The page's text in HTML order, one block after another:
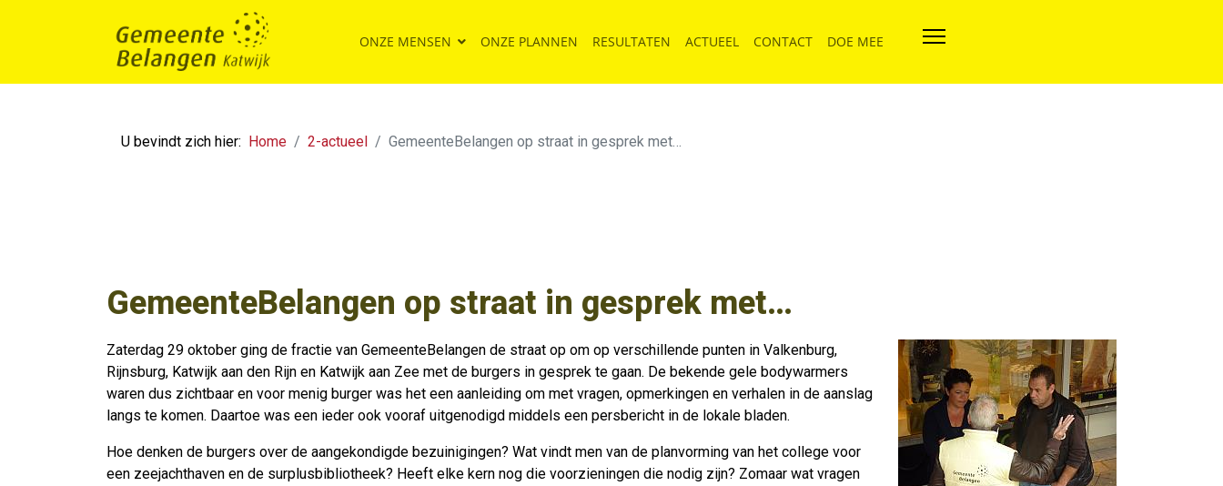
ONZE MENSEN ONZE PLANNEN RESULTATEN ACTUEEL CONTACT DOE MEE
U bevindt zich hier: Home 2-actueel GemeenteBelangen op straat in gesprek met…
GemeenteBelangen op straat in gesprek met…
Zaterdag 29 oktober ging de fractie van GemeenteBelangen de straat op om op verschillende punten in Valkenburg,
Rijnsburg, Katwijk aan den Rijn en Katwijk aan Zee met de burgers in gesprek te gaan. De bekende gele bodywarmers
waren dus zichtbaar en voor menig burger was het een aanleiding om met vragen, opmerkingen en verhalen in de aanslag
langs te komen. Daartoe was een ieder ook vooraf uitgenodigd middels een persbericht in de lokale bladen.
Hoe denken de burgers over de aangekondigde bezuinigingen? Wat vindt men van de planvorming van het college voor
een zeejachthaven en de surplusbibliotheek? Heeft elke kern nog die voorzieningen die nodig zijn? Zomaar wat vragen